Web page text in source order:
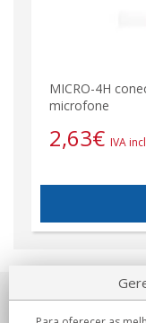
MICRO-4H
microfone
2,63€ IVA
Sobre nosotros